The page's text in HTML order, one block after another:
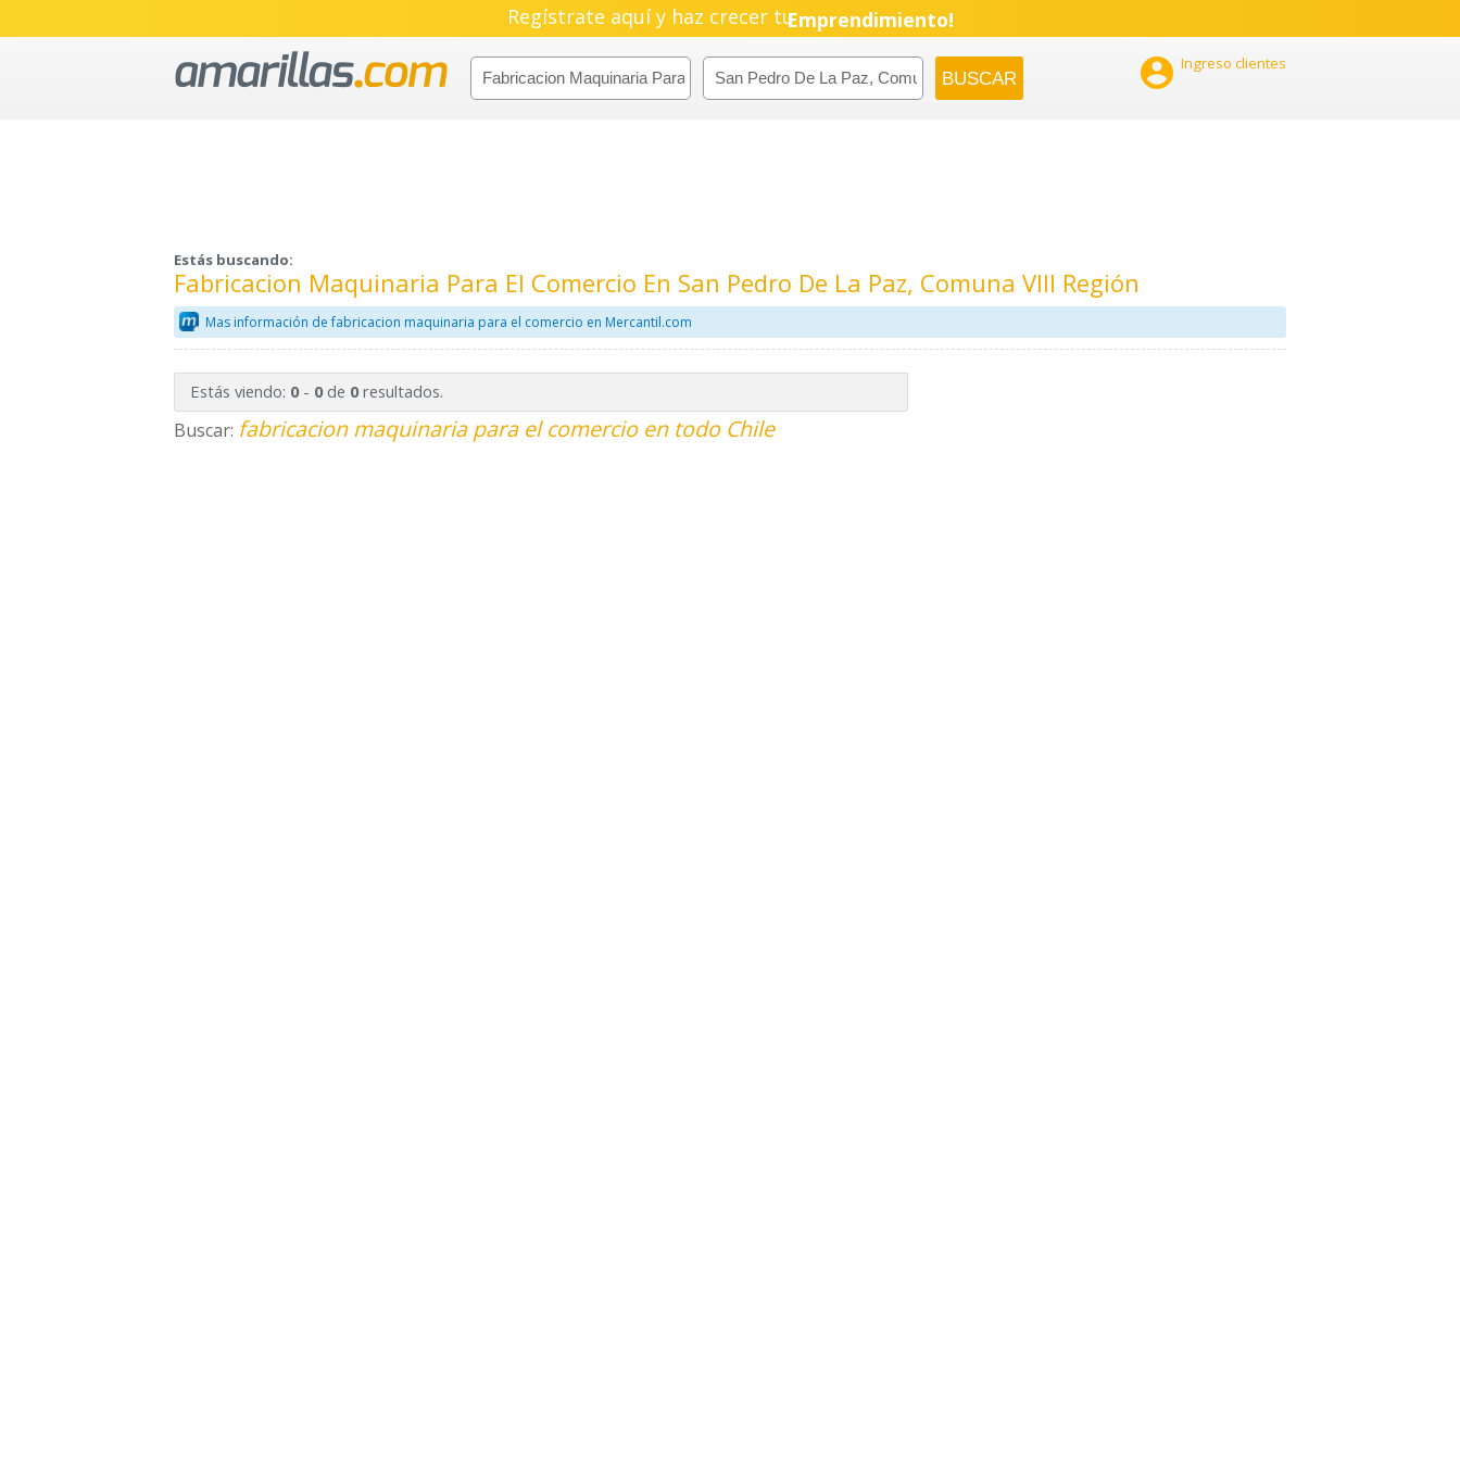
Regístrate aquí y haz crecer tuEmprendimiento!
 Ingreso clientes
Estás buscando:
Fabricacion Maquinaria Para El Comercio En San Pedro De La Paz, Comuna VIII Región
Mas información de fabricacion maquinaria para el comercio en Mercantil.com
Estás viendo: 0- 0de 0resultados.
Buscar: fabricacion maquinaria para el comercio en todo Chile